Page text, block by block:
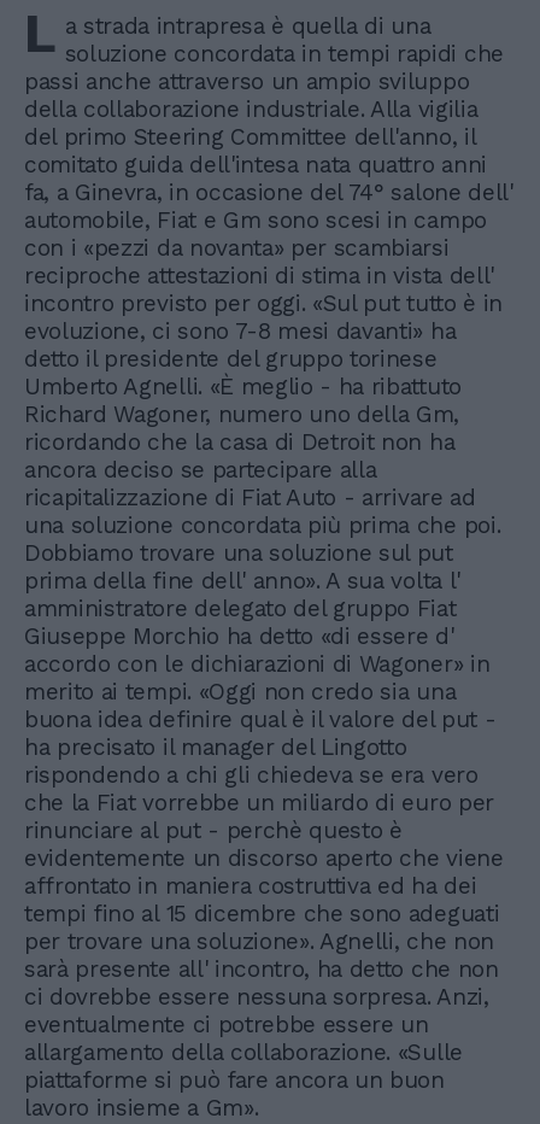
L a strada intrapresa è quella di una
soluzione concordata in tempi rapidi che
passi anche attraverso un ampio sviluppo
della collaborazione industriale. Alla vigilia
del primo Steering Committee dell'anno, il
comitato guida dell'intesa nata quattro anni
fa, a Ginevra, in occasione del 74° salone dell'
automobile, Fiat e Gm sono scesi in campo
con i «pezzi da novanta» per scambiarsi
reciproche attestazioni di stima in vista dell'
incontro previsto per oggi. «Sul put tutto è in
evoluzione, ci sono 7-8 mesi davanti» ha
detto il presidente del gruppo torinese
Umberto Agnelli. «È meglio - ha ribattuto
Richard Wagoner, numero uno della Gm,
ricordando che la casa di Detroit non ha
ancora deciso se partecipare alla
ricapitalizzazione di Fiat Auto - arrivare ad
una soluzione concordata più prima che poi.
Dobbiamo trovare una soluzione sul put
prima della fine dell' anno». A sua volta l'
amministratore delegato del gruppo Fiat
Giuseppe Morchio ha detto «di essere d'
accordo con le dichiarazioni di Wagoner» in
merito ai tempi. «Oggi non credo sia una
buona idea definire qual è il valore del put -
ha precisato il manager del Lingotto
rispondendo a chi gli chiedeva se era vero
che la Fiat vorrebbe un miliardo di euro per
rinunciare al put - perchè questo è
evidentemente un discorso aperto che viene
affrontato in maniera costruttiva ed ha dei
tempi fino al 15 dicembre che sono adeguati
per trovare una soluzione». Agnelli, che non
sarà presente all' incontro, ha detto che non
ci dovrebbe essere nessuna sorpresa. Anzi,
eventualmente ci potrebbe essere un
allargamento della collaborazione. «Sulle
piattaforme si può fare ancora un buon
lavoro insieme a Gm».